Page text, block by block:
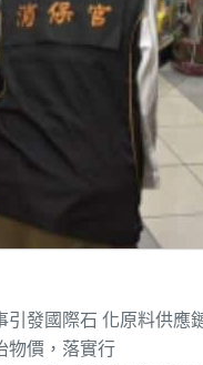
發國際石 化原料供
物價，落實行